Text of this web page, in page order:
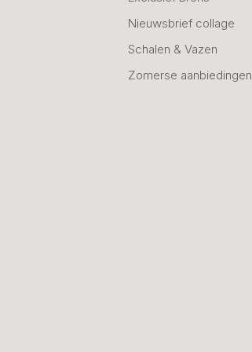
Nieuwsbrief collage
Schalen & Vazen
Zomerse aanbiedingen